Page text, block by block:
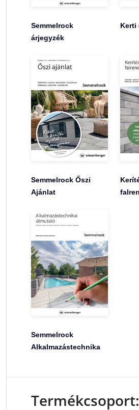
Semmelrock
árjegyzék
Kerti
Semmelrock Őszi
Ajánlat
Semmelrock
Alkalmazástechnika
Termékcsoport: